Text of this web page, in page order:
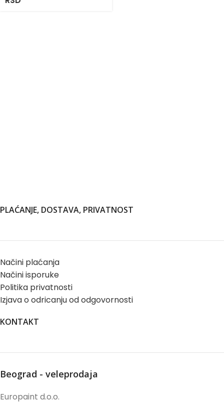
PLAĆANJE, DOSTAVA, PRIVATNOST
Načini plaćanja
Načini isporuke
Politika privatnosti
Izjava o odricanju od odgovornosti
KONTAKT
Beograd - veleprodaja
Europaint d.o.o.